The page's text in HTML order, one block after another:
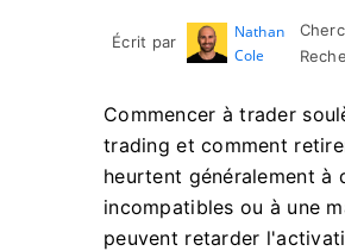
Écrit par
Nathan
Cole
Commencer à trader
trading et comment
heurtent généralement à
incompatibles ou à une
peuvent retarder